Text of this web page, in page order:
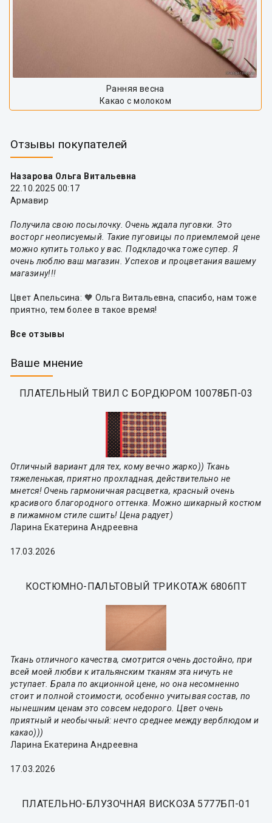
Ранняя весна
Какао с молоком
Отзывы покупателей
Назарова Ольга Витальевна
22.10.2025 00:17
Армавир
Получила свою посылочку. Очень ждала пуговки. Это
восторг неописуемый. Такие пуговицы по приемлемой цене
можно купить только у вас. Подкладочка тоже супер. Я
очень люблю ваш магазин. Успехов и процветания вашему
магазину!!!
Цвет Апельсина: 🧡 Ольга Витальевна, спасибо, нам тоже
приятно, тем более в такое время!
Все отзывы
Ваше мнение
ПЛАТЕЛЬНЫЙ ТВИЛ С БОРДЮРОМ 10078БП-03
Отличный вариант для тех, кому вечно жарко)) Ткань
тяжеленькая, приятно прохладная, действительно не
мнется! Очень гармоничная расцветка, красный очень
красивого благородного оттенка. Можно шикарный костюм
в пижамном стиле сшить! Цена радует)
Ларина Екатерина Андреевна
17.03.2026
КОСТЮМНО-ПАЛЬТОВЫЙ ТРИКОТАЖ 6806ПТ
Ткань отличного качества, смотрится очень достойно, при
всей моей любви к итальянским тканям эта ничуть не
уступает. Брала по акционной цене, но она несомненно
стоит и полной стоимости, особенно учитывая состав, по
нынешним ценам это совсем недорого. Цвет очень
приятный и необычный: нечто среднее между верблюдом и
какао)))
Ларина Екатерина Андреевна
17.03.2026
ПЛАТЕЛЬНО-БЛУЗОЧНАЯ ВИСКОЗА 5777БП-01